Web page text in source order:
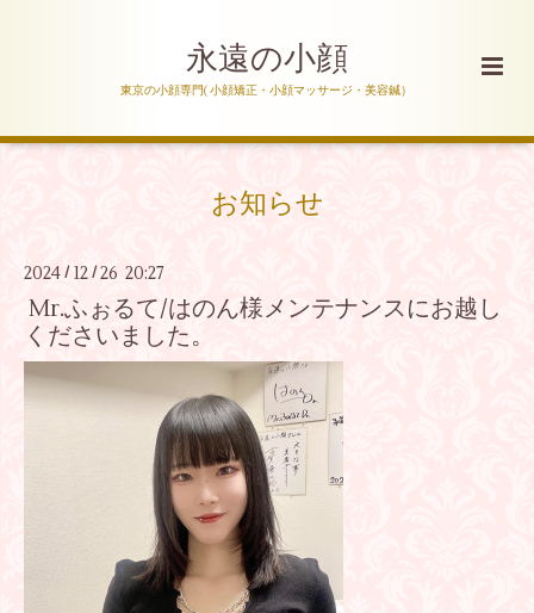
永遠の小顔
東京の小顔専門( 小顔矯正・小顔マッサージ・美容鍼）
お知らせ
2024 / 12 /26 20:27
Mr.ふぉるて/はのん様メンテナンスにお越し
くださいました。